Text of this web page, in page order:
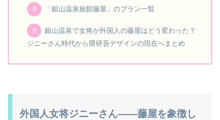
「銀山温泉旅館藤屋」のプラン一覧
銀山温泉で女将が外国人の藤屋はどう変わった？
ジニーさん時代から隈研吾デザインの現在へまとめ
外国人女将ジニーさん――藤屋を象徴し